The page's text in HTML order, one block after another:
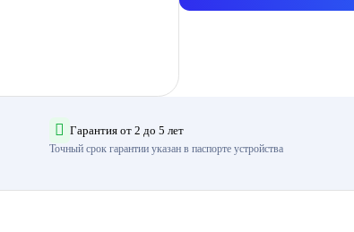
Гарантия от 2 до 5 лет
Точный срок гарантии указан в паспорте устройства